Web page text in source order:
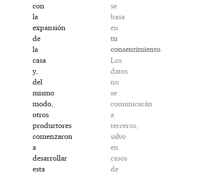
con
la
expansión
de
la
casa
y,
del
mismo
modo,
otros
productores
comenzaron
a
desarrollar
esta
se
basa
en
tu
consentimiento.
Los
datos
no
se
comunicarán
a
terceros,
salvo
en
casos
de